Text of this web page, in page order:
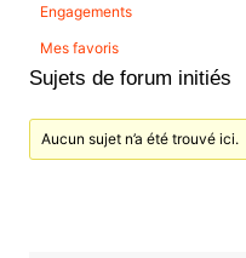
Engagements
Mes favoris
Sujets de forum initiés
Aucun sujet n’a été trouvé ici.